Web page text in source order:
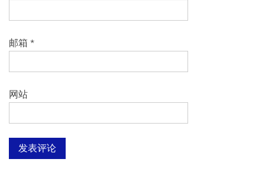
邮箱 *
网站